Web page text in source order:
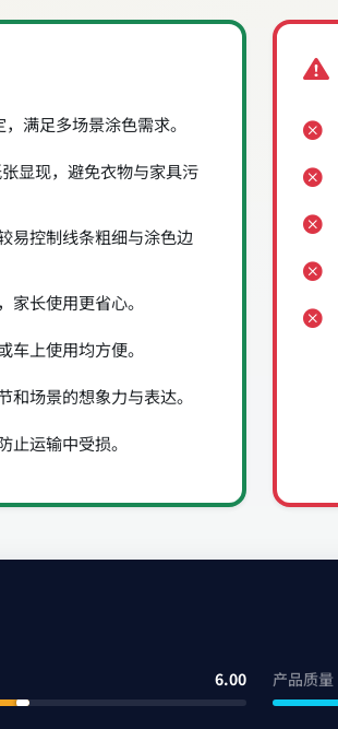
满足多场景涂色需求。
显现，避免衣物与家具污
易控制线条粗细与涂色边
长使用更省心。
上使用均方便。
场景的想象力与表达。
运输中受损。
6.00 产品质量